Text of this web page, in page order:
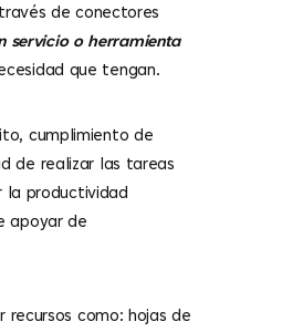
de conectores
servicio o herramienta
que tengan.
cumplimiento de
de realizar las tareas
la productividad
apoyar de
como: hojas de